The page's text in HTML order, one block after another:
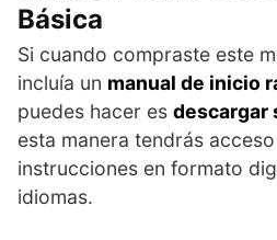
Básica
Si cuando compraste este
incluía un manual de inicio
puedes hacer es descargar
esta manera tendrás
instrucciones en formato
idiomas.